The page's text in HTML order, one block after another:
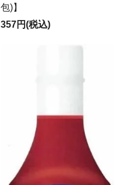
包)】
357円(税込)